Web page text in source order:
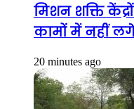
मिशन शक्ति
कामों में नहीं
20 minutes ago